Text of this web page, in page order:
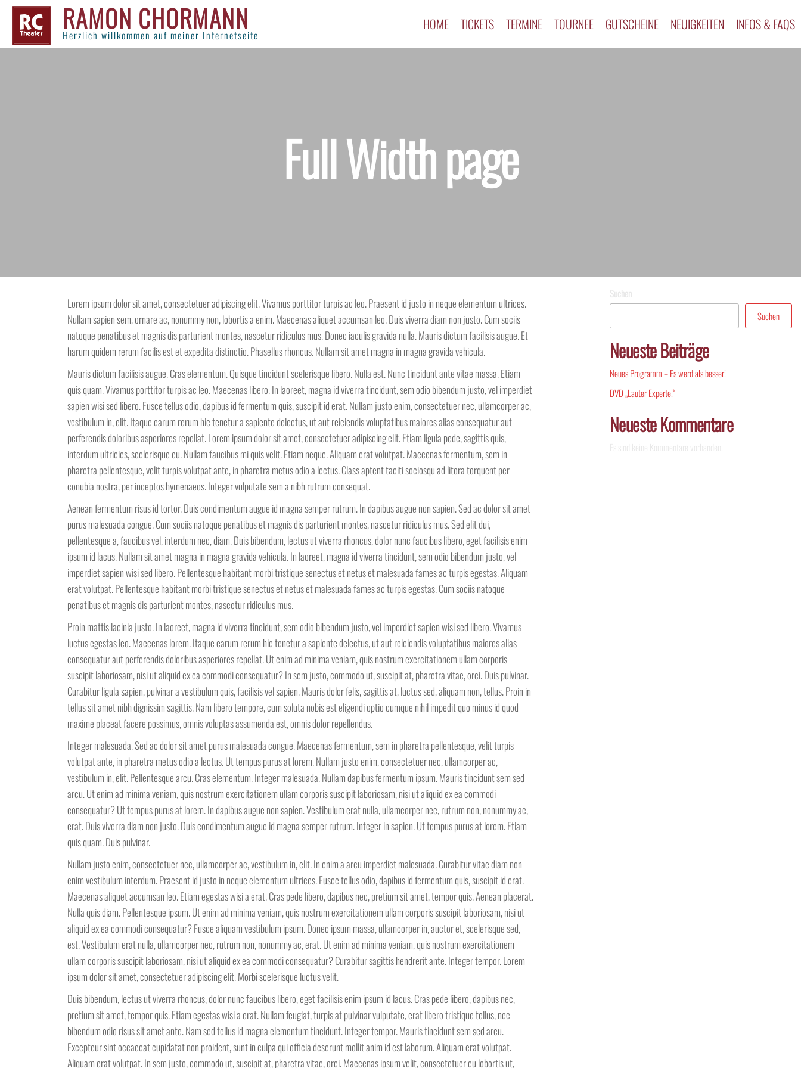
RAMON CHORMANN
Herzlich willkommen auf meiner Internetseite
HOME TICKETS TERMINE TOURNEE GUTSCHEINE NEUIGKEITEN INFOS & FAQS
Full Width page
Lorem ipsum dolor sit amet, consectetuer adipiscing elit. Vivamus porttitor turpis ac leo. Praesent id justo in neque elementum ultrices.
Nullam sapien sem, ornare ac, nonummy non, lobortis a enim. Maecenas aliquet accumsan leo. Duis viverra diam non justo. Cum sociis
natoque penatibus et magnis dis parturient montes, nascetur ridiculus mus. Donec iaculis gravida nulla. Mauris dictum facilisis augue. Et
harum quidem rerum facilis est et expedita distinctio. Phasellus rhoncus. Nullam sit amet magna in magna gravida vehicula.
Mauris dictum facilisis augue. Cras elementum. Quisque tincidunt scelerisque libero. Nulla est. Nunc tincidunt ante vitae massa. Etiam
quis quam. Vivamus porttitor turpis ac leo. Maecenas libero. In laoreet, magna id viverra tincidunt, sem odio bibendum justo, vel imperdiet
sapien wisi sed libero. Fusce tellus odio, dapibus id fermentum quis, suscipit id erat. Nullam justo enim, consectetuer nec, ullamcorper ac,
vestibulum in, elit. Itaque earum rerum hic tenetur a sapiente delectus, ut aut reiciendis voluptatibus maiores alias consequatur aut
perferendis doloribus asperiores repellat. Lorem ipsum dolor sit amet, consectetuer adipiscing elit. Etiam ligula pede, sagittis quis,
interdum ultricies, scelerisque eu. Nullam faucibus mi quis velit. Etiam neque. Aliquam erat volutpat. Maecenas fermentum, sem in
pharetra pellentesque, velit turpis volutpat ante, in pharetra metus odio a lectus. Class aptent taciti sociosqu ad litora torquent per
conubia nostra, per inceptos hymenaeos. Integer vulputate sem a nibh rutrum consequat.
Aenean fermentum risus id tortor. Duis condimentum augue id magna semper rutrum. In dapibus augue non sapien. Sed ac dolor sit amet
purus malesuada congue. Cum sociis natoque penatibus et magnis dis parturient montes, nascetur ridiculus mus. Sed elit dui,
pellentesque a, faucibus vel, interdum nec, diam. Duis bibendum, lectus ut viverra rhoncus, dolor nunc faucibus libero, eget facilisis enim
ipsum id lacus. Nullam sit amet magna in magna gravida vehicula. In laoreet, magna id viverra tincidunt, sem odio bibendum justo, vel
imperdiet sapien wisi sed libero. Pellentesque habitant morbi tristique senectus et netus et malesuada fames ac turpis egestas. Aliquam
erat volutpat. Pellentesque habitant morbi tristique senectus et netus et malesuada fames ac turpis egestas. Cum sociis natoque
penatibus et magnis dis parturient montes, nascetur ridiculus mus.
Proin mattis lacinia justo. In laoreet, magna id viverra tincidunt, sem odio bibendum justo, vel imperdiet sapien wisi sed libero. Vivamus
luctus egestas leo. Maecenas lorem. Itaque earum rerum hic tenetur a sapiente delectus, ut aut reiciendis voluptatibus maiores alias
consequatur aut perferendis doloribus asperiores repellat. Ut enim ad minima veniam, quis nostrum exercitationem ullam corporis
suscipit laboriosam, nisi ut aliquid ex ea commodi consequatur? In sem justo, commodo ut, suscipit at, pharetra vitae, orci. Duis pulvinar.
Curabitur ligula sapien, pulvinar a vestibulum quis, facilisis vel sapien. Mauris dolor felis, sagittis at, luctus sed, aliquam non, tellus. Proin in
tellus sit amet nibh dignissim sagittis. Nam libero tempore, cum soluta nobis est eligendi optio cumque nihil impedit quo minus id quod
maxime placeat facere possimus, omnis voluptas assumenda est, omnis dolor repellendus.
Integer malesuada. Sed ac dolor sit amet purus malesuada congue. Maecenas fermentum, sem in pharetra pellentesque, velit turpis
volutpat ante, in pharetra metus odio a lectus. Ut tempus purus at lorem. Nullam justo enim, consectetuer nec, ullamcorper ac,
vestibulum in, elit. Pellentesque arcu. Cras elementum. Integer malesuada. Nullam dapibus fermentum ipsum. Mauris tincidunt sem sed
arcu. Ut enim ad minima veniam, quis nostrum exercitationem ullam corporis suscipit laboriosam, nisi ut aliquid ex ea commodi
consequatur? Ut tempus purus at lorem. In dapibus augue non sapien. Vestibulum erat nulla, ullamcorper nec, rutrum non, nonummy ac,
erat. Duis viverra diam non justo. Duis condimentum augue id magna semper rutrum. Integer in sapien. Ut tempus purus at lorem. Etiam
quis quam. Duis pulvinar.
Nullam justo enim, consectetuer nec, ullamcorper ac, vestibulum in, elit. In enim a arcu imperdiet malesuada. Curabitur vitae diam non
enim vestibulum interdum. Praesent id justo in neque elementum ultrices. Fusce tellus odio, dapibus id fermentum quis, suscipit id erat.
Maecenas aliquet accumsan leo. Etiam egestas wisi a erat. Cras pede libero, dapibus nec, pretium sit amet, tempor quis. Aenean placerat.
Nulla quis diam. Pellentesque ipsum. Ut enim ad minima veniam, quis nostrum exercitationem ullam corporis suscipit laboriosam, nisi ut
aliquid ex ea commodi consequatur? Fusce aliquam vestibulum ipsum. Donec ipsum massa, ullamcorper in, auctor et, scelerisque sed,
est. Vestibulum erat nulla, ullamcorper nec, rutrum non, nonummy ac, erat. Ut enim ad minima veniam, quis nostrum exercitationem
ullam corporis suscipit laboriosam, nisi ut aliquid ex ea commodi consequatur? Curabitur sagittis hendrerit ante. Integer tempor. Lorem
ipsum dolor sit amet, consectetuer adipiscing elit. Morbi scelerisque luctus velit.
Duis bibendum, lectus ut viverra rhoncus, dolor nunc faucibus libero, eget facilisis enim ipsum id lacus. Cras pede libero, dapibus nec,
pretium sit amet, tempor quis. Etiam egestas wisi a erat. Nullam feugiat, turpis at pulvinar vulputate, erat libero tristique tellus, nec
bibendum odio risus sit amet ante. Nam sed tellus id magna elementum tincidunt. Integer tempor. Mauris tincidunt sem sed arcu.
Excepteur sint occaecat cupidatat non proident, sunt in culpa qui officia deserunt mollit anim id est laborum. Aliquam erat volutpat.
Aliquam erat volutpat. In sem justo, commodo ut, suscipit at, pharetra vitae, orci. Maecenas ipsum velit, consectetuer eu lobortis ut,
Suchen
Neueste Beiträge
Neues Programm – Es werd als besser!
DVD „Lauter Experte!“
Neueste Kommentare